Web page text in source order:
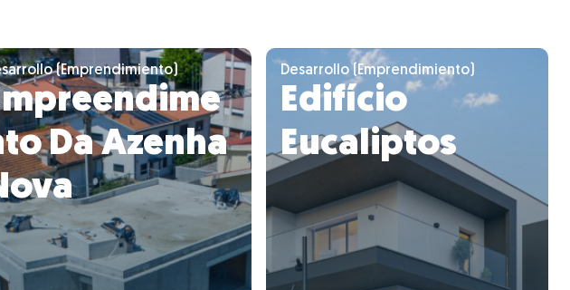
(Emprendimiento)
Da Azenha
Desarrollo (Emprendimiento)
Edifício
Eucaliptos